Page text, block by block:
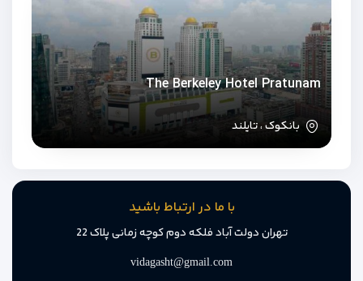
The Berkeley Hotel Pratunam
بانکوک ، تایلند
با ما در ارتباط باشید
تهران دولت آباد فلکه دوم کوچه زمانی پلاک 22
vidagasht@gmail.com